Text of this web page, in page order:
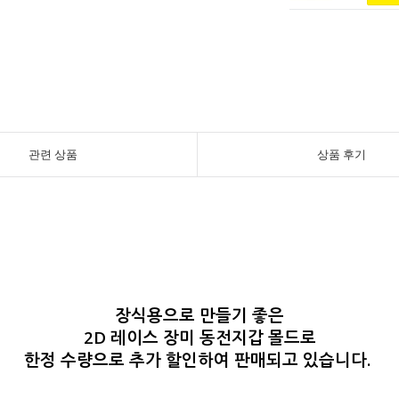
관련 상품 상품 후기
장식용으로 만들기 좋은
2D 레이스 장미 동전지갑 몰드로
한정 수량으로 추가 할인하여 판매되고 있습니다.